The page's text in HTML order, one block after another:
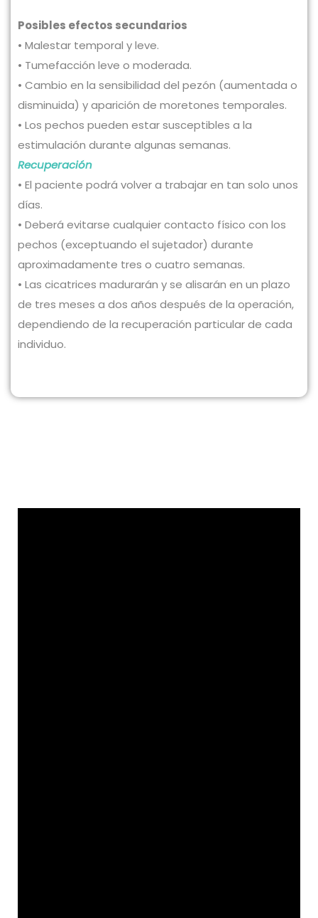
Posibles efectos secundarios
• Malestar temporal y leve.
• Tumefacción leve o moderada.
• Cambio en la sensibilidad del pezón (aumentada o
disminuida) y aparición de moretones temporales.
• Los pechos pueden estar susceptibles a la
estimulación durante algunas semanas.
Recuperación
• El paciente podrá volver a trabajar en tan solo unos
días.
• Deberá evitarse cualquier contacto físico con los
pechos (exceptuando el sujetador) durante
aproximadamente tres o cuatro semanas.
• Las cicatrices madurarán y se alisarán en un plazo
de tres meses a dos años después de la operación,
dependiendo de la recuperación particular de cada
individuo.